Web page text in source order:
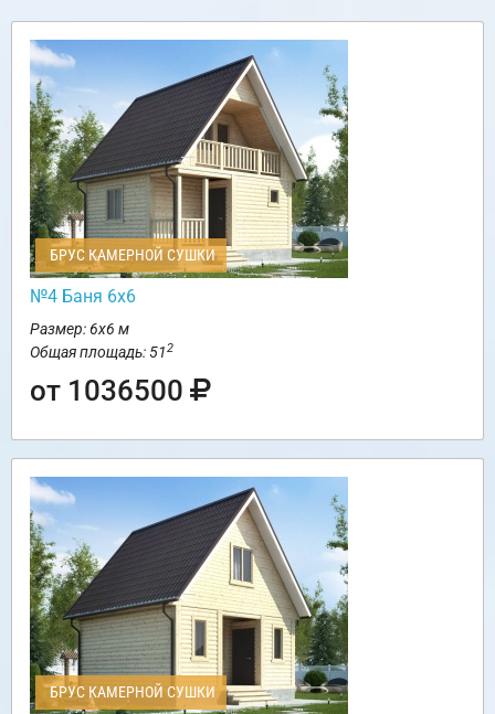
БРУС КАМЕРНОЙ СУШКИ
№4 Баня 6х6
Размер: 6х6 м
Общая площадь: 512
от 1036500
БРУС КАМЕРНОЙ СУШКИ